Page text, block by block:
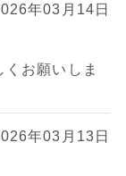
年03月14日
お願いしま
年03月13日